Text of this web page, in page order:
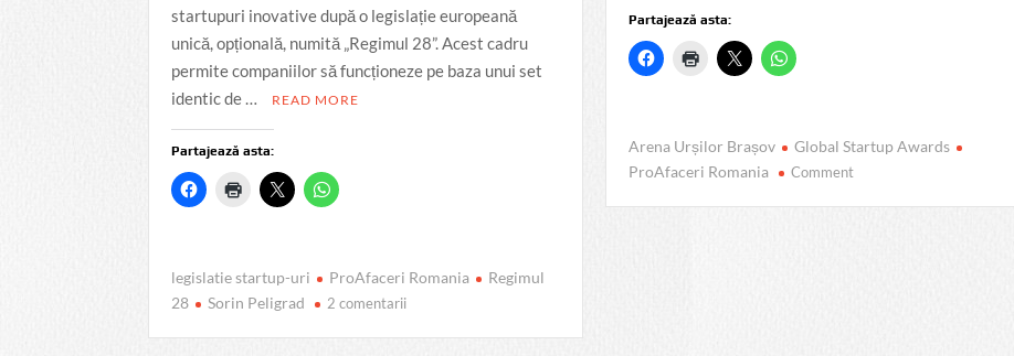
startupuri inovative după o legislație europeană
unică, opțională, numită „Regimul 28”. Acest cadru
permite companiilor să funcționeze pe baza unui set
identic de …
READ MORE
Partajează asta:
legislatie startup-uri ProAfaceri Romania
Regimul
28
Sorin Peligrad 2 comentariila
Partajează asta:
Arena Urșilor Brașov
Global Startup Awards
ProAfaceri Romania
Commenton